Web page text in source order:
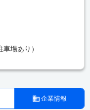
場あり）
企業情報